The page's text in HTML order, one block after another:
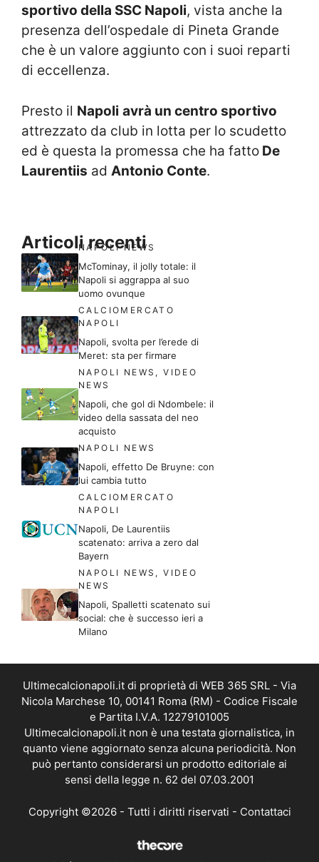
sportivo della SSC Napoli, vista anche la
presenza dell’ospedale di Pineta Grande
che è un valore aggiunto con i suoi reparti
di eccellenza.
Presto il Napoli avrà un centro sportivo
attrezzato da club in lotta per lo scudetto
ed è questa la promessa che ha fatto De
Laurentiis ad Antonio Conte.
Articoli recenti
NAPOLI NEWS
McTominay, il jolly totale: il
Napoli si aggrappa al suo
uomo ovunque
CALCIOMERCATO
NAPOLI
Napoli, svolta per l’erede di
Meret: sta per firmare
NAPOLI NEWS ,VIDEO
NEWS
Napoli, che gol di Ndombele: il
video della sassata del neo
acquisto
NAPOLI NEWS
Napoli, effetto De Bruyne: con
lui cambia tutto
CALCIOMERCATO
NAPOLI
Napoli, De Laurentiis
scatenato: arriva a zero dal
Bayern
NAPOLI NEWS ,VIDEO
NEWS
Napoli, Spalletti scatenato sui
social: che è successo ieri a
Milano
Ultimecalcionapoli.it di proprietà di WEB 365 SRL - Via
Nicola Marchese 10, 00141 Roma (RM) - Codice Fiscale
e Partita I.V.A. 12279101005
Ultimecalcionapoli.it non è una testata giornalistica, in
quanto viene aggiornato senza alcuna periodicità. Non
può pertanto considerarsi un prodotto editoriale ai
sensi della legge n. 62 del 07.03.2001
Copyright ©2026 - Tutti i diritti riservati - Contattaci